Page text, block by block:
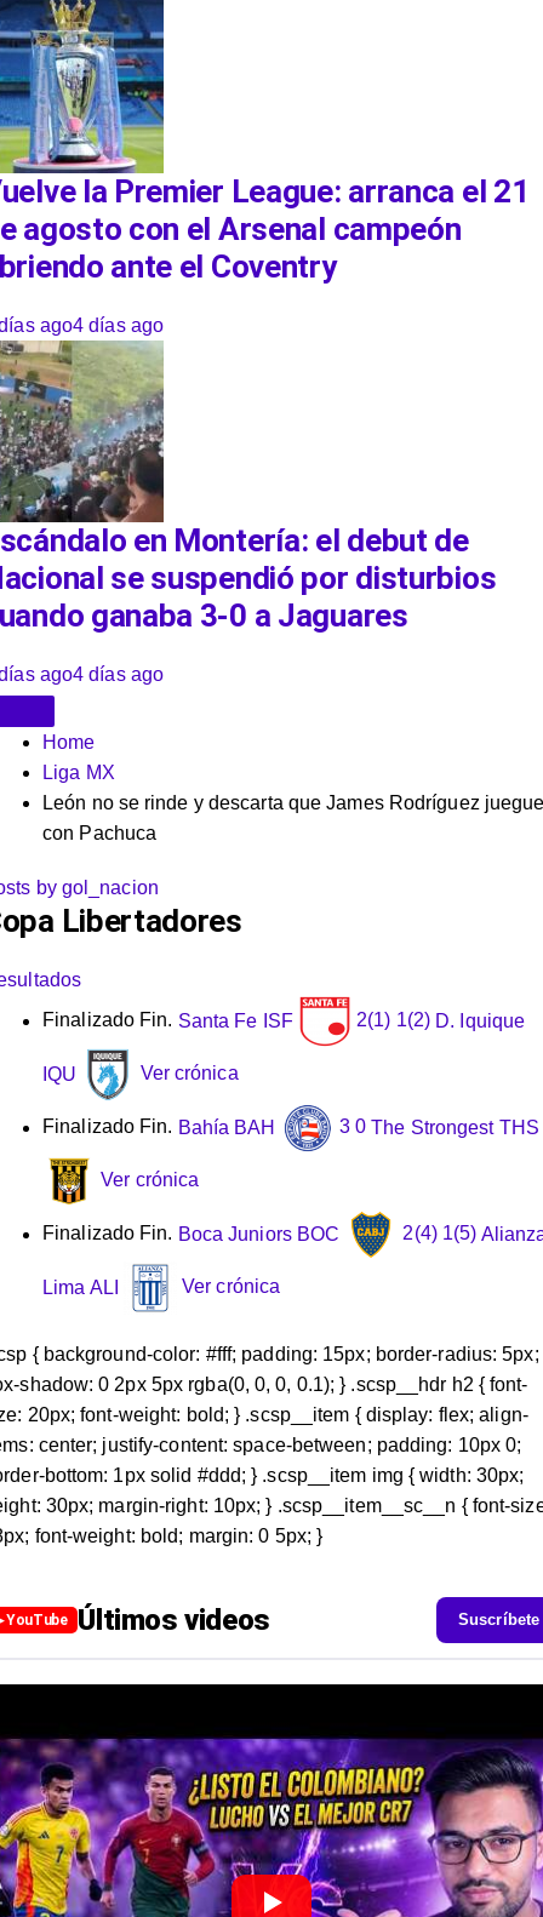
la Premier League: arranca el 21
agosto con el Arsenal campeón
ante el Coventry
ago4 días ago
en Montería: el debut de
se suspendió por disturbios
ganaba 3-0 a Jaguares
ago4 días ago
Home
Liga MX
León no se rinde y descarta que James Rodríguez
con Pachuca
by gol_nacion
Libertadores
Finalizado Fin. Santa Fe ISF 2(1) 1(2) D. Iquique
IQU Ver crónica
Finalizado Fin. Bahía BAH 3 0 The Strongest THS
Ver crónica
Finalizado Fin. Boca Juniors BOC 2(4) 1(5)
Lima ALI Ver crónica
{ background-color: #fff; padding: 15px; border-radius: 5px;
shadow: 0 2px 5px rgba(0, 0, 0, 0.1); } .scsp__hdr h2 { font-
20px; font-weight: bold; } .scsp__item { display: flex; align-
center; justify-content: space-between; padding: 10px 0;
bottom: 1px solid #ddd; } .scsp__item img { width: 30px;
30px; margin-right: 10px; } .scsp__item__sc__n { font-
font-weight: bold; margin: 0 5px; }
YouTube Últimos videos Suscríbete